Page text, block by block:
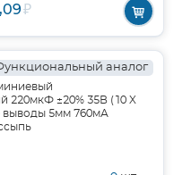
₽
аналог
220мкФ ±20% 35В (10 X
выводы 5мм 760мА